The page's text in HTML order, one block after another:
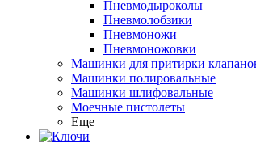
Пневмодыроколы
Пневмолобзики
Пневмоножи
Пневмоножовки
Машинки для притирки
Машинки полировальные
Машинки шлифовальные
Моечные пистолеты
Еще